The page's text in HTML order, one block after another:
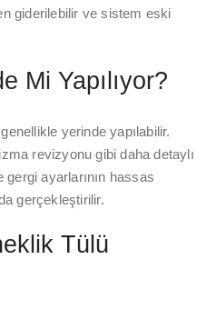
giderilebilir ve sistem eski
Mi Yapılıyor?
yerinde yapılabilir.
revizyonu gibi daha detaylı
ayarlarının hassas
gerçekleştirilir.
Tülü